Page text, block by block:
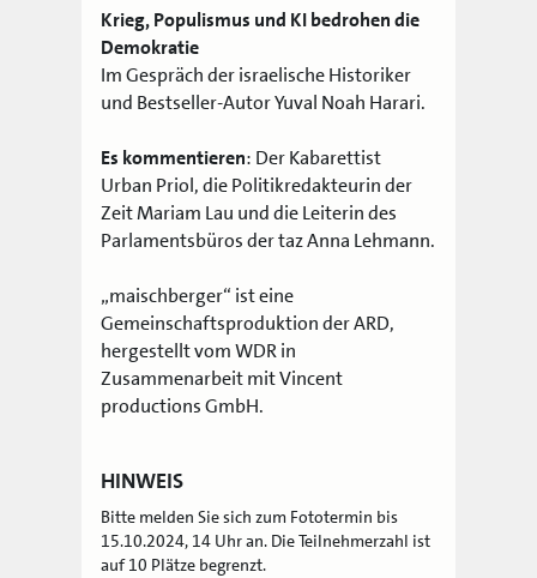
Krieg, Populismus und KI bedrohen die
Demokratie
Im Gespräch der israelische Historiker
und Bestseller-Autor Yuval Noah Harari.
Es kommentieren: Der Kabarettist
Urban Priol, die Politikredakteurin der
Zeit Mariam Lau und die Leiterin des
Parlamentsbüros der taz Anna Lehmann.
„maischberger“ ist eine
Gemeinschaftsproduktion der ARD,
hergestellt vom WDR in
Zusammenarbeit mit Vincent
productions GmbH.
HINWEIS
Bitte melden Sie sich zum Fototermin bis
15.10.2024, 14 Uhr an. Die Teilnehmerzahl ist
auf 10 Plätze begrenzt.